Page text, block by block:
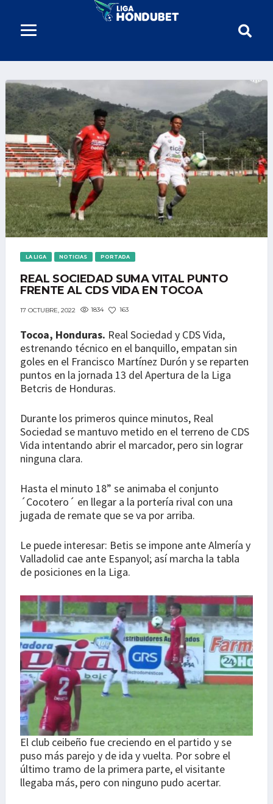
LA LIGA NOTICIAS PORTADA
REAL SOCIEDAD SUMA VITAL PUNTO
FRENTE AL CDS VIDA EN TOCOA
17 OCTUBRE, 2022 1834 163
Tocoa, Honduras. Real Sociedad y CDS Vida,
estrenando técnico en el banquillo, empatan sin
goles en el Francisco Martínez Durón y se reparten
puntos en la jornada 13 del Apertura de la Liga
Betcris de Honduras.
Durante los primeros quince minutos, Real
Sociedad se mantuvo metido en el terreno de CDS
Vida intentando abrir el marcador, pero sin lograr
ninguna clara.
Hasta el minuto 18” se animaba el conjunto
´Cocotero´ en llegar a la portería rival con una
jugada de remate que se va por arriba.
Le puede interesar: Betis se impone ante Almería y
Valladolid cae ante Espanyol; así marcha la tabla
de posiciones en la Liga.
El club ceibeño fue creciendo en el partido y se
puso más parejo y de ida y vuelta. Por sobre el
último tramo de la primera parte, el visitante
llegaba más, pero con ninguno pudo acertar.